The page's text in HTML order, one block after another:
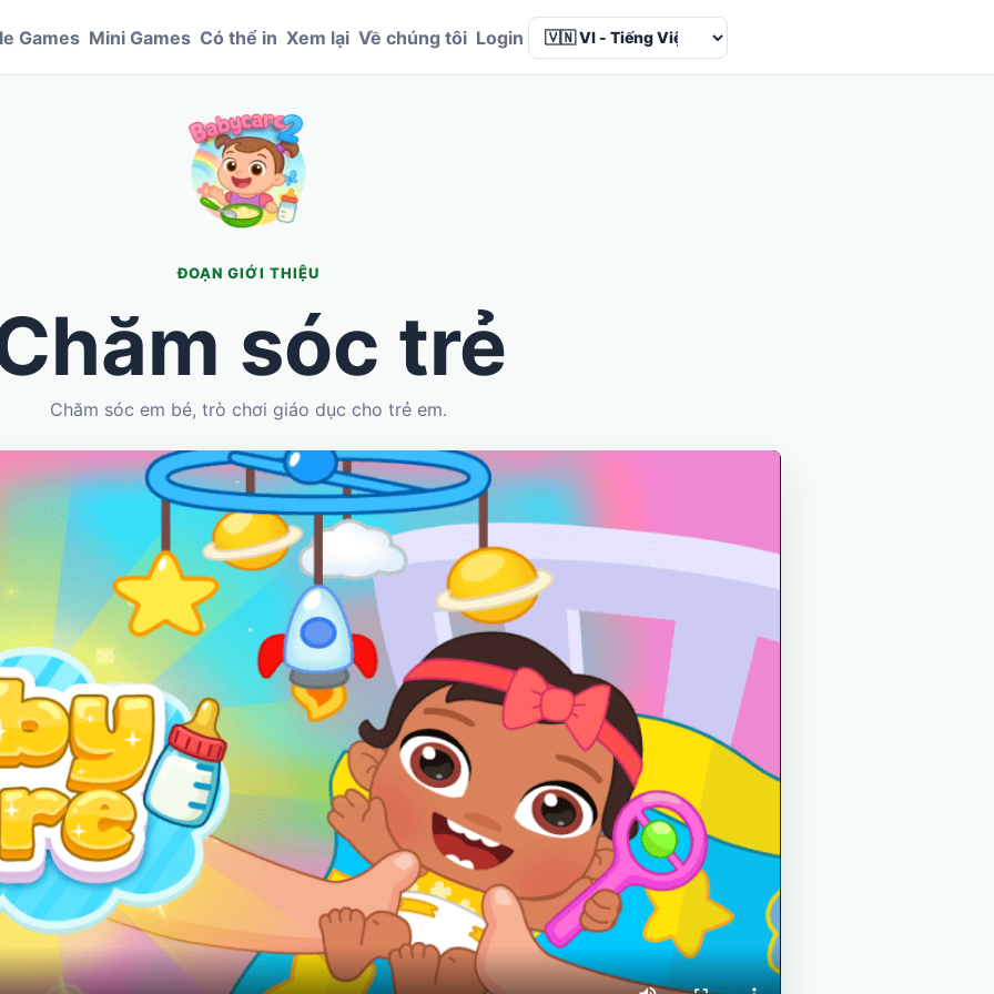
Games Mini Games Có thể in Xem lại Về chúng tôi Login Language
ĐOẠN GIỚI THIỆU
sóc trẻ
Chăm sóc em bé, trò chơi giáo dục cho trẻ em.